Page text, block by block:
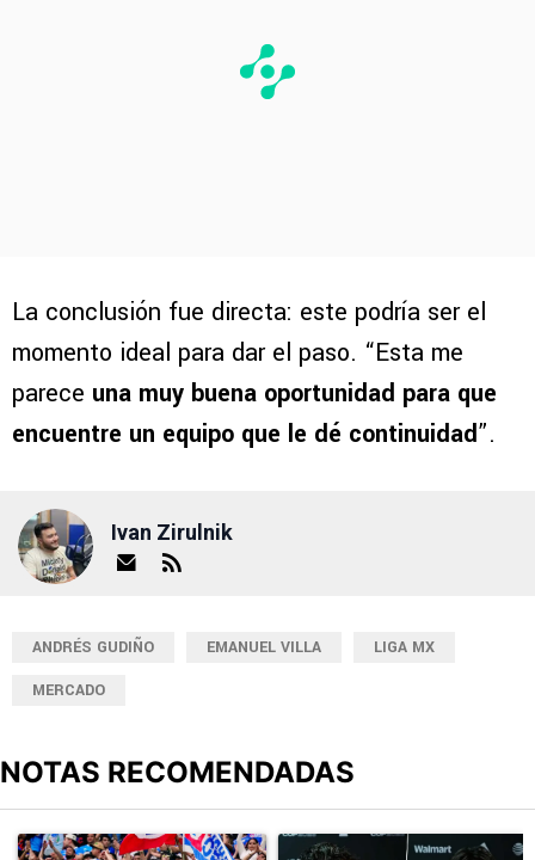
La conclusión fue directa: este podría ser el
momento ideal para dar el paso. “Esta me
parece una muy buena oportunidad para que
encuentre un equipo que le dé continuidad”.
Ivan Zirulnik
ANDRÉS GUDIÑO EMANUEL VILLA
LIGA MX
MERCADO
NOTAS RECOMENDADAS
Un artículo de tendencia con el título "Ni la victoria los calma: El
Un artículo de tendencia con el